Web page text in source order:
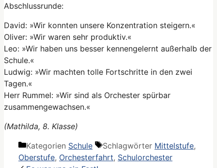
Abschlussrunde:
David: »Wir konnten unsere Konzentration steigern.«
Oliver: »Wir waren sehr produktiv.«
Leo: »Wir haben uns besser kennengelernt außerhalb der
Schule.«
Ludwig: »Wir machten tolle Fortschritte in den zwei
Tagen.«
Herr Rummel: »Wir sind als Orchester spürbar
zusammengewachsen.«
(Mathilda, 8. Klasse)
Kategorien Schule Schlagwörter Mittelstufe,
Oberstufe, Orchesterfahrt, Schulorchester